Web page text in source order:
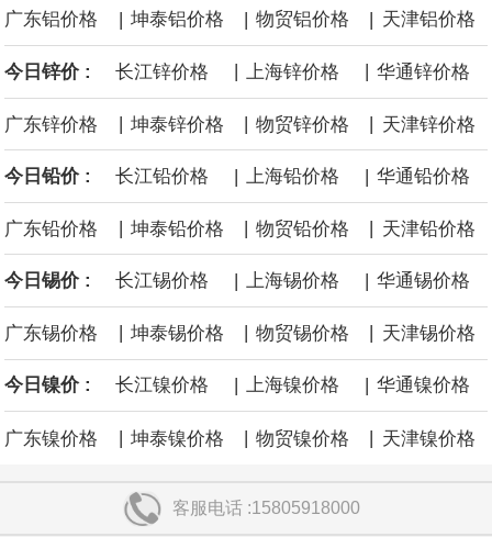
黄金价格有望录得自今年1月以来最大单周涨幅。油价走弱为金价提
供支撑，同时投资者正等待美国非农就业数据，以寻找美国利率前
景的线索。StoneX高级分析师马特·辛普森表示，中东和平前景改善
海力士：龙仁工厂将生产高带宽内存（HBM）及其他下一代动态随
机存取存储器（DRAM）。
广东铝价格 | 坤泰铝价格 | 物贸铝价格 | 天津铝价格
今日锌价 : 长江锌价格 上海锌价格 华通锌价格
广东锌价格 | 坤泰锌价格 | 物贸锌价格 | 天津锌价格
今日铅价 : 长江铅价格 | 上海铅价格 | 华通铅价格
广东铅价格 坤泰铅价格 物贸铅价格 天津铅价格
今日锡价 : 长江锡价格 | 上海锡价格 | 华通锡价格
广东锡价格 坤泰锡价格 物贸锡价格 天津锡价格
今日镍价 : 长江镍价格 | 上海镍价格 | 华通镍价格
广东镍价格 | 坤泰镍价格 | 物贸镍价格 | 天津镍价格
客服电话 :15805918000